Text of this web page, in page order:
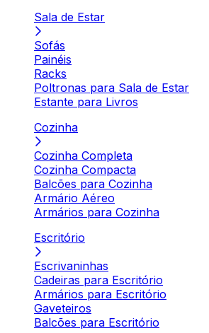
Sala de Estar
Sofás
Painéis
Racks
Poltronas para Sala de Estar
Estante para Livros
Cozinha
Cozinha Completa
Cozinha Compacta
Balcões para Cozinha
Armário Aéreo
Armários para Cozinha
Escritório
Escrivaninhas
Cadeiras para Escritório
Armários para Escritório
Gaveteiros
Balcões para Escritório